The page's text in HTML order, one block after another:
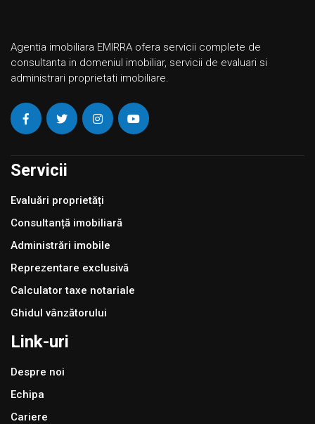
Agentia imobiliara EMIRRA ofera servicii complete de
consultanta in domeniul imobiliar, servicii de evaluari si
administrari proprietati imobiliare.
Servicii
Evaluări proprietăți
Consultanță imobiliară
Administrări imobile
Reprezentare exclusivă
Calculator taxe notariale
Ghidul vânzătorului
Link-uri
Despre noi
Echipa
Cariere